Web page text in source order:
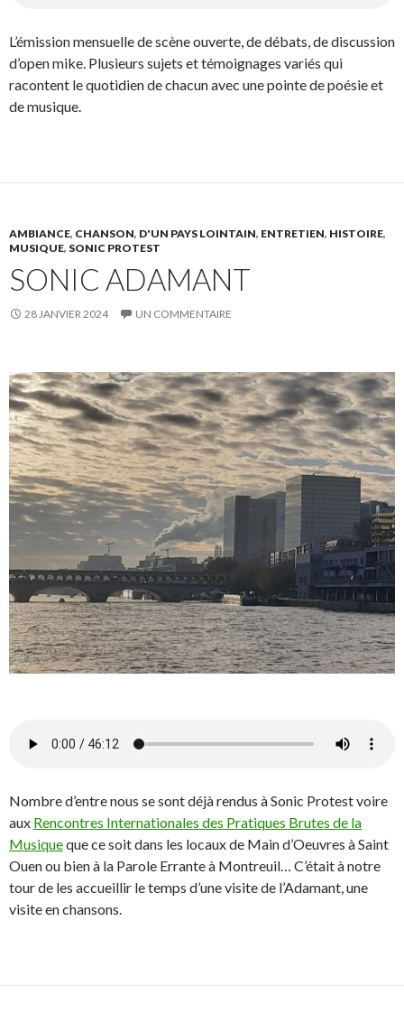
L’émission mensuelle de scène ouverte, de débats, de discussion
d’open mike. Plusieurs sujets et témoignages variés qui
racontent le quotidien de chacun avec une pointe de poésie et
de musique.
AMBIANCE, CHANSON, D'UN PAYS LOINTAIN, ENTRETIEN, HISTOIRE,
MUSIQUE, SONIC PROTEST
SONIC ADAMANT
28 JANVIER 2024 UN COMMENTAIRE
Nombre d’entre nous se sont déjà rendus à Sonic Protest voire
aux Rencontres Internationales des Pratiques Brutes de la
Musiqueque ce soit dans les locaux de Main d’Oeuvres à Saint
Ouen ou bien à la Parole Errante à Montreuil… C’était à notre
tour de les accueillir le temps d’une visite de l’Adamant, une
visite en chansons.